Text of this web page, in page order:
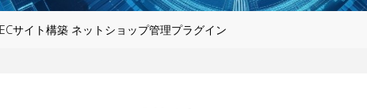
サイト構築 ネットショップ管理プラグイン